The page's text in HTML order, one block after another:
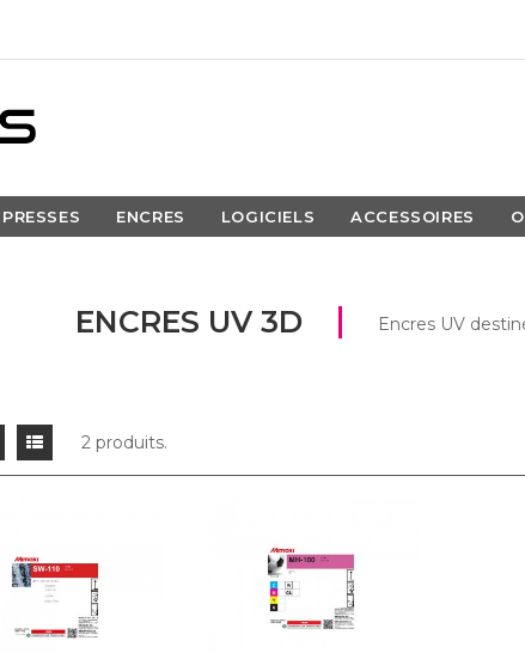
PRESSES ENCRES LOGICIELS ACCESSOIRES
ENCRES UV 3D Encres UV
2 produits.